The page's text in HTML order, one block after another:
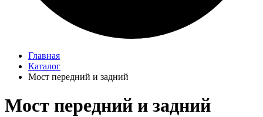
Главная
Каталог
Мост передний и задний
Мост передний и задний